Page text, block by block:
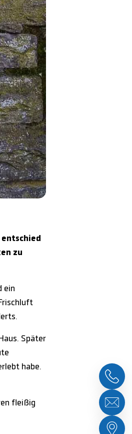
zu
ein
Später
habe.
fleißig